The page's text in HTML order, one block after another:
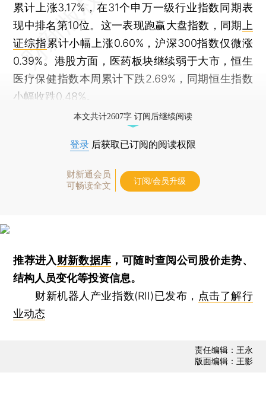
累计上涨3.17%，在31个申万一级行业指数同期表
现中排名第10位。这一表现跑赢大盘指数，同期 上
证综指累计小幅上涨0.60%，沪深300指数仅微涨
0.39%。港股方面，医药板块继续弱于大市，恒生
医疗保健指数本周累计下跌2.69%，同期恒生指数
小幅收跌0.48%。
本文共计2607字 订阅后继续阅读
登录 后获取已订阅的阅读权限
财新通会员
可畅读全文
订阅/会员升级
推荐进入财新数据库 ，可随时查阅公司股价走势、
结构人员变化等投资信息。
财新机器人产业指数(RII)已发布， 点击了解行
业动态
责任编辑：王永
版面编辑：王影